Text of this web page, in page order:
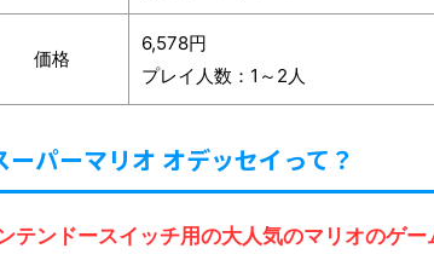
価格
6,578円
プレイ人数：1～2人
ーパーマリオ オデッセイって？
テンドースイッチ用の大人気のマリオのゲー